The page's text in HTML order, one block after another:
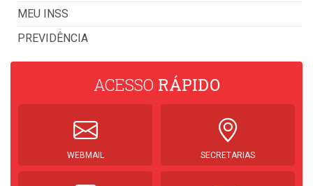
MEU INSS
PREVIDÊNCIA
ACESSO RÁPIDO
WEBMAIL SECRETARIAS